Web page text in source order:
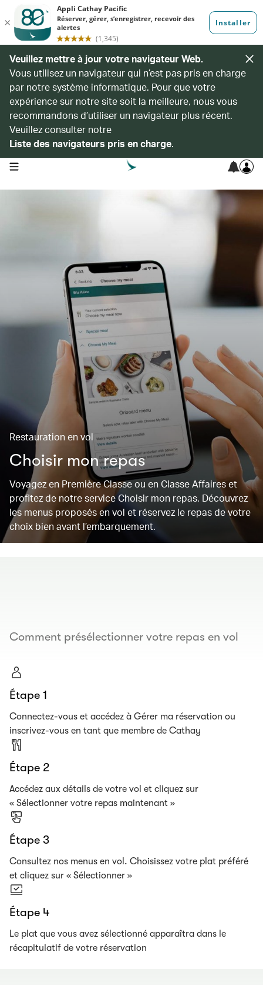
Veuillez mettre à jour votre navigateur Web.
Vous utilisez un navigateur qui n’est pas pris en charge
par notre système informatique. Pour que votre
expérience sur notre site soit la meilleure, nous vous
recommandons d’utiliser un navigateur plus récent.
Veuillez consulter notre
Liste des navigateurs pris en charge.
open navigation menu
Restauration en vol
Choisir mon repas
Voyagez en Première Classe ou en Classe Affaires et
profitez de notre service Choisir mon repas. Découvrez
les menus proposés en vol et réservez le repas de votre
choix bien avant l’embarquement.
Comment présélectionner votre repas en vol
Étape 1
Connectez-vous et accédez à Gérer ma réservation ou
inscrivez-vous en tant que membre de Cathay
Étape 2
Accédez aux détails de votre vol et cliquez sur
« Sélectionner votre repas maintenant »
Étape 3
Consultez nos menus en vol. Choisissez votre plat préféré
et cliquez sur « Sélectionner »
Étape 4
Le plat que vous avez sélectionné apparaîtra dans le
récapitulatif de votre réservation